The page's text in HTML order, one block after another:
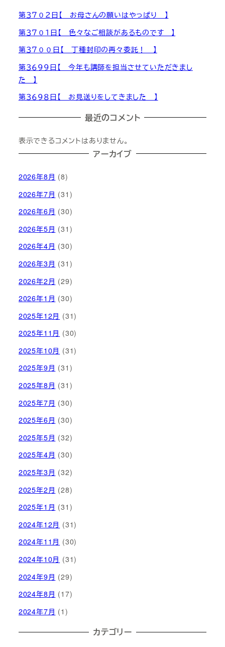
第３７０２日【 お母さんの願いはやっぱり 】
第３７０１日【 色々なご相談があるものです 】
第３７００日【 丁種封印の再々委託！ 】
第３６９９日【 今年も講師を担当させていただきまし
た 】
第３６９８日【 お見送りをしてきました 】
最近のコメント
表示できるコメントはありません。
アーカイブ
2026年8月 (8)
2026年7月 (31)
2026年6月 (30)
2026年5月 (31)
2026年4月 (30)
2026年3月 (31)
2026年2月 (29)
2026年1月 (30)
2025年12月 (31)
2025年11月 (30)
2025年10月 (31)
2025年9月 (31)
2025年8月 (31)
2025年7月 (30)
2025年6月 (30)
2025年5月 (32)
2025年4月 (30)
2025年3月 (32)
2025年2月 (28)
2025年1月 (31)
2024年12月 (31)
2024年11月 (30)
2024年10月 (31)
2024年9月 (29)
2024年8月 (17)
2024年7月 (1)
カテゴリー